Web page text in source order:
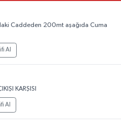
Caddeden 200mt aşağıda Cuma
Al
KARŞISI
Al